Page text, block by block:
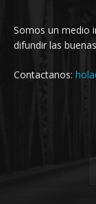
Somos un medio
difundir las
Contactanos: